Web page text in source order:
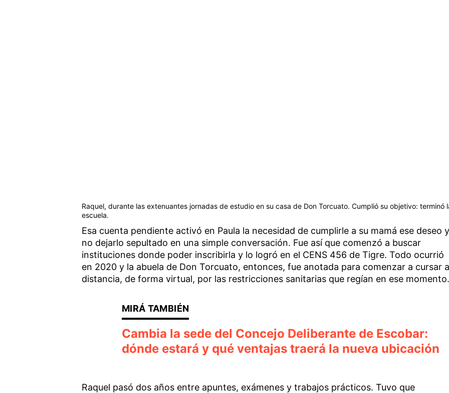
Raquel, durante las extenuantes jornadas de estudio en su casa de Don Torcuato. Cumplió su objetivo: terminó
escuela.
Esa cuenta pendiente activó en Paula la necesidad de cumplirle a su mamá ese deseo y
no dejarlo sepultado en una simple conversación. Fue así que comenzó a buscar
instituciones donde poder inscribirla y lo logró en el CENS 456 de Tigre. Todo ocurrió
en 2020 y la abuela de Don Torcuato, entonces, fue anotada para comenzar a cursar a
distancia, de forma virtual, por las restricciones sanitarias que regían en ese momento.
Cambia la sede del Concejo Deliberante de Escobar:
dónde estará y qué ventajas traerá la nueva ubicación
Raquel pasó dos años entre apuntes, exámenes y trabajos prácticos. Tuvo que